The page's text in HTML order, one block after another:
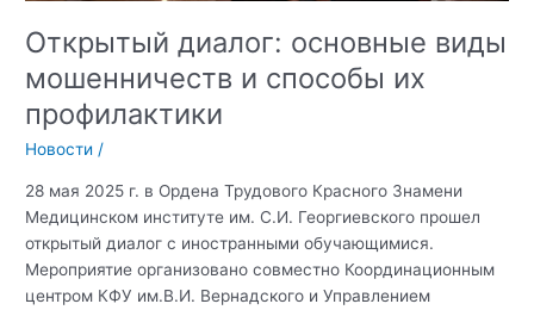
Открытый диалог: основные виды
мошенничеств и способы их
профилактики
Новости /
28 мая 2025 г. в Ордена Трудового Красного Знамени
Медицинском институте им. С.И. Георгиевского прошел
открытый диалог с иностранными обучающимися.
Мероприятие организовано совместно Координационным
центром КФУ им.В.И. Вернадского и Управлением